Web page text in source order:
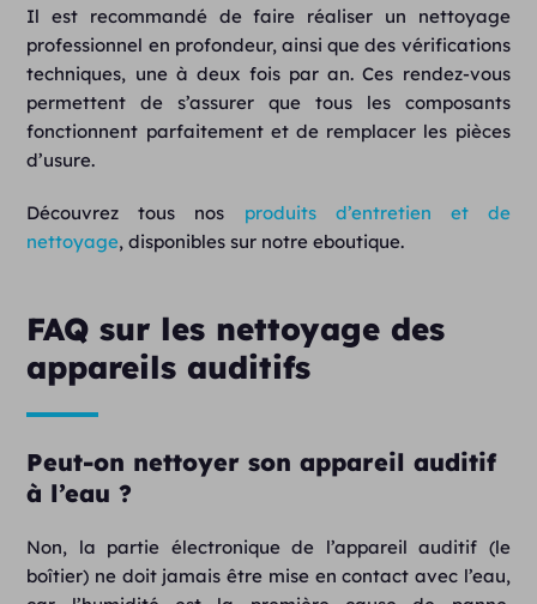
Il est recommandé de faire réaliser un nettoyage
professionnel en profondeur, ainsi que des vérifications
techniques, une à deux fois par an. Ces rendez-vous
permettent de s’assurer que tous les composants
fonctionnent parfaitement et de remplacer les pièces
d’usure.
Découvrez tous nos
produits d’entretien et de
nettoyage, disponibles sur notre eboutique.
FAQ sur les nettoyage des
appareils auditifs
Peut-on nettoyer son appareil auditif
à l’eau ?
Non, la partie électronique de l’appareil auditif (le
boîtier) ne doit jamais être mise en contact avec l’eau,